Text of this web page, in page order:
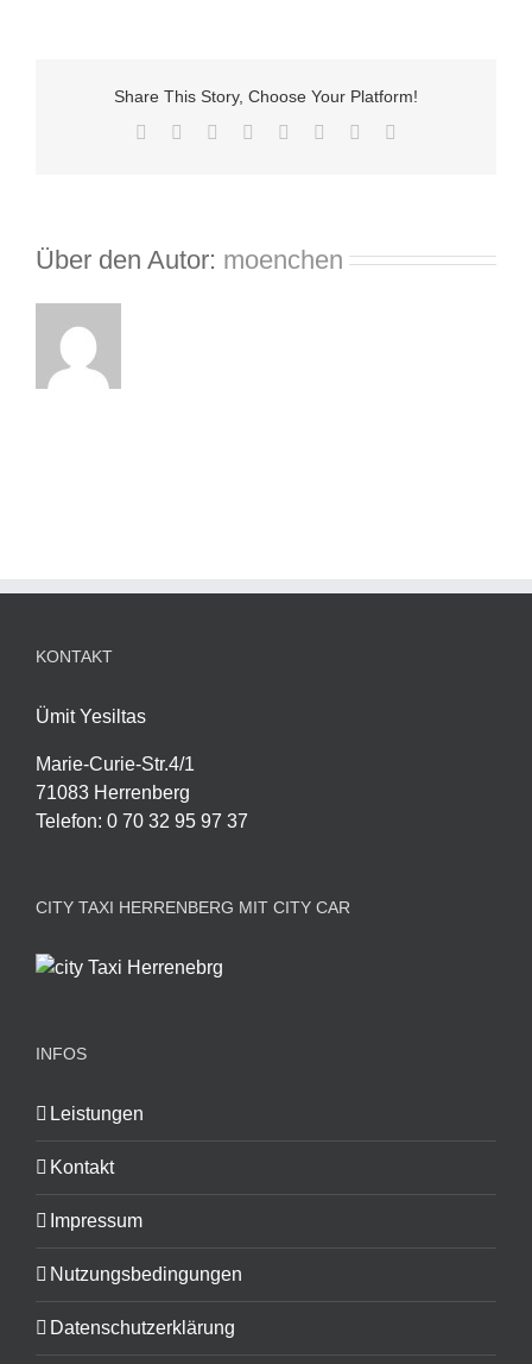
Share This Story, Choose Your Platform!
Facebook Reddit LinkedIn
TumblrPinterest
Über den Autor: moenchen
KONTAKT
Ümit Yesiltas
Marie-Curie-Str.4/1
71083 Herrenberg
Telefon: 0 70 32 95 97 37
CITY TAXI HERRENBERG MIT CITY CAR
INFOS
Leistungen
Kontakt
Impressum
Nutzungsbedingungen
Datenschutzerklärung